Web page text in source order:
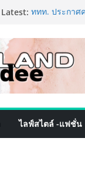
Latest: ททท. ประกาศ
เหิงลี่ แมนูแฟ
ในชลบุรี เดินห
เสริมแกร่งยุทธ
LORDNINE จั
the Tenth
ใหม่ เฮเลนา
PIPPER
เลี้ยง ชูนวัตกร
ปลอดภัย ไร้สา
ไลฟ์สไตล์ -แฟชั่น